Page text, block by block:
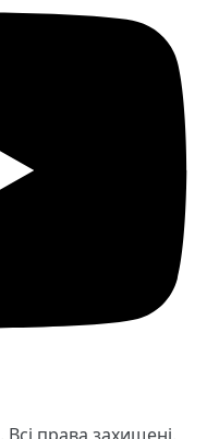
Всі права захищені.